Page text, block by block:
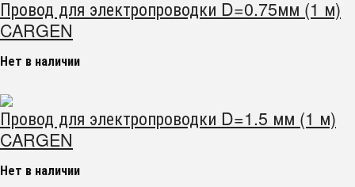
Провод для электропроводки D=0.75мм (1 м)
CARGEN
Нет в наличии
Провод для электропроводки D=1.5 мм (1 м)
CARGEN
Нет в наличии